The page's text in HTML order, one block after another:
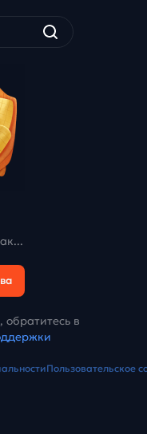
обратитесь в
Пользовательское